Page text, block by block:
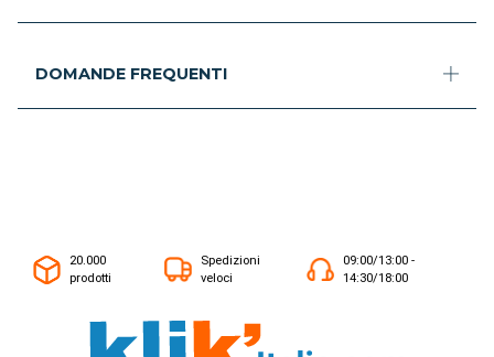
DOMANDE FREQUENTI
20.000
prodotti
Spedizioni
veloci
09:00/13:00 -
14:30/18:00